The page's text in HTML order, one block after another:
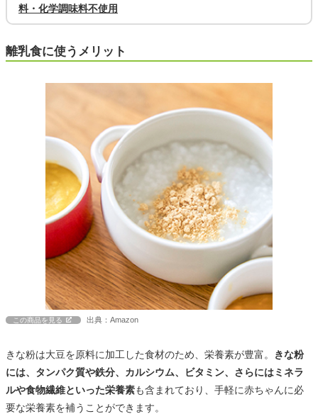
料・化学調味料不使用
離乳食に使うメリット
この商品を見る 出典：Amazon
きな粉は大豆を原料に加工した食材のため、栄養素が豊富。
きな粉
には、タンパク質や鉄分、カルシウム、ビタミン、さらにはミネラ
ルや食物繊維といった栄養素も含まれており、手軽に赤ちゃんに必
要な栄養素を補うことができます。